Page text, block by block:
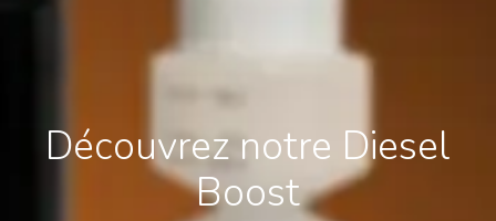
Découvrez notre Diesel
Boost